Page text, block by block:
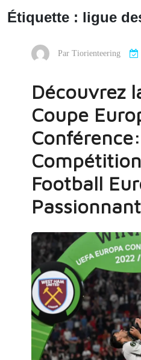
Étiquette : ligue
Par Tiorienteering
Découvrez
Coupe
Football